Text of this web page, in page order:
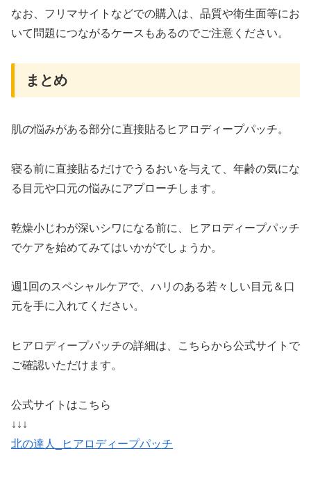
なお、フリマサイトなどでの購入は、品質や衛生面等にお
いて問題につながるケースもあるのでご注意ください。
まとめ
肌の悩みがある部分に直接貼るヒアロディープパッチ。
寝る前に直接貼るだけでうるおいを与えて、年齢の気にな
る目元や口元の悩みにアプローチします。
乾燥小じわが深いシワになる前に、ヒアロディープパッチ
でケアを始めてみてはいかがでしょうか。
週1回のスペシャルケアで、ハリのある若々しい目元＆口
元を手に入れてください。
ヒアロディープパッチの詳細は、こちらから公式サイトで
ご確認いただけます。
公式サイトはこちら
↓↓↓
北の達人_ヒアロディープパッチ